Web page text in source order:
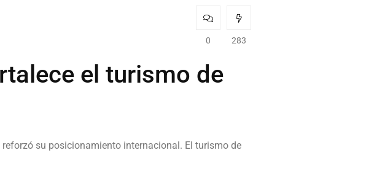
0 283
el turismo de
su posicionamiento internacional. El turismo de